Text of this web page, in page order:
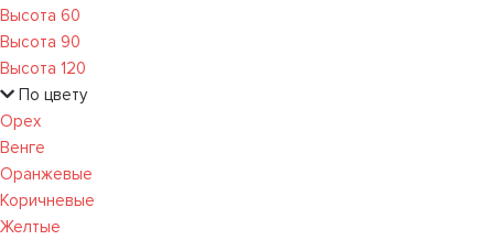
Высота 60
Высота 90
Высота 120
По цвету
Орех
Венге
Оранжевые
Коричневые
Желтые